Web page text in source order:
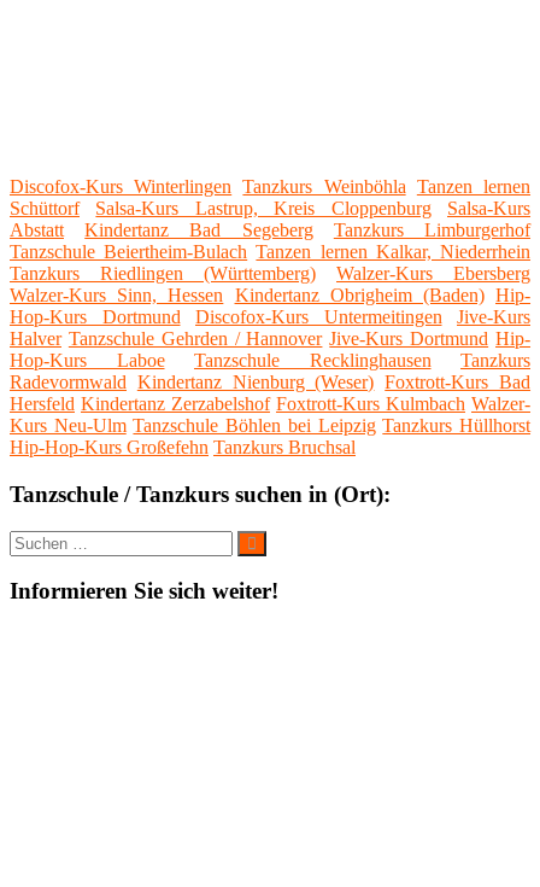
Discofox-Kurs Winterlingen Tanzkurs Weinböhla Tanzen lernen
Schüttorf
Salsa-Kurs Lastrup, Kreis Cloppenburg
Salsa-Kurs
Abstatt
Kindertanz Bad Segeberg
Tanzkurs Limburgerhof
Tanzschule Beiertheim-Bulach Tanzen lernen Kalkar, Niederrhein
Tanzkurs Riedlingen (Württemberg)
Walzer-Kurs Ebersberg
Walzer-Kurs Sinn, Hessen
Kindertanz Obrigheim (Baden) Hip-
Hop-Kurs Dortmund
Discofox-Kurs Untermeitingen
Jive-Kurs
Halver Tanzschule Gehrden / Hannover Jive-Kurs Dortmund Hip-
Hop-Kurs Laboe
Tanzschule Recklinghausen
Tanzkurs
Radevormwald Kindertanz Nienburg (Weser) Foxtrott-Kurs Bad
Hersfeld Kindertanz Zerzabelshof Foxtrott-Kurs Kulmbach Walzer-
Kurs Neu-Ulm Tanzschule Böhlen bei Leipzig Tanzkurs Hüllhorst
Hip-Hop-Kurs Großefehn Tanzkurs Bruchsal
Tanzschule / Tanzkurs suchen in (Ort):
Suche
nach:
Suchen
Informieren Sie sich weiter!